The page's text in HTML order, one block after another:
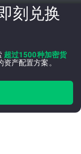
刻兑换
超过1500种加密货
产配置方案。